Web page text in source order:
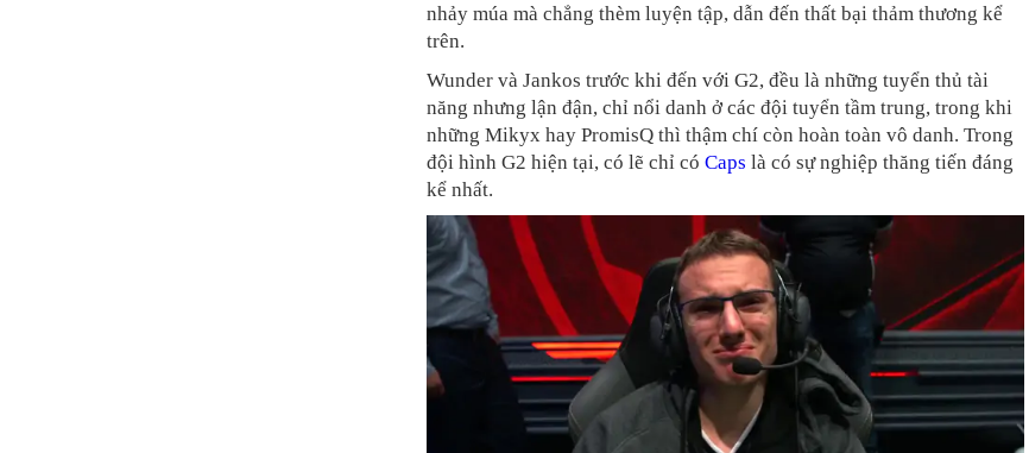
nhảy múa mà chẳng thèm luyện tập, dẫn đến thất bại thảm thương kể
trên.
Wunder và Jankos trước khi đến với G2, đều là những tuyển thủ tài
năng nhưng lận đận, chỉ nổi danh ở các đội tuyển tầm trung, trong khi
những Mikyx hay PromisQ thì thậm chí còn hoàn toàn vô danh. Trong
đội hình G2 hiện tại, có lẽ chỉ có Caps là có sự nghiệp thăng tiến đáng
kể nhất.